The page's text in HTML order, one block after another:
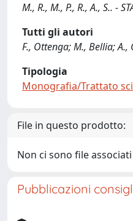
M., R., M., P., R., A., S.. -
Tutti gli autori
F., Ottenga; M., Bellia;
Tipologia
Monografia/Trattato
File in questo prodotto:
Non ci sono file
Pubblicazioni